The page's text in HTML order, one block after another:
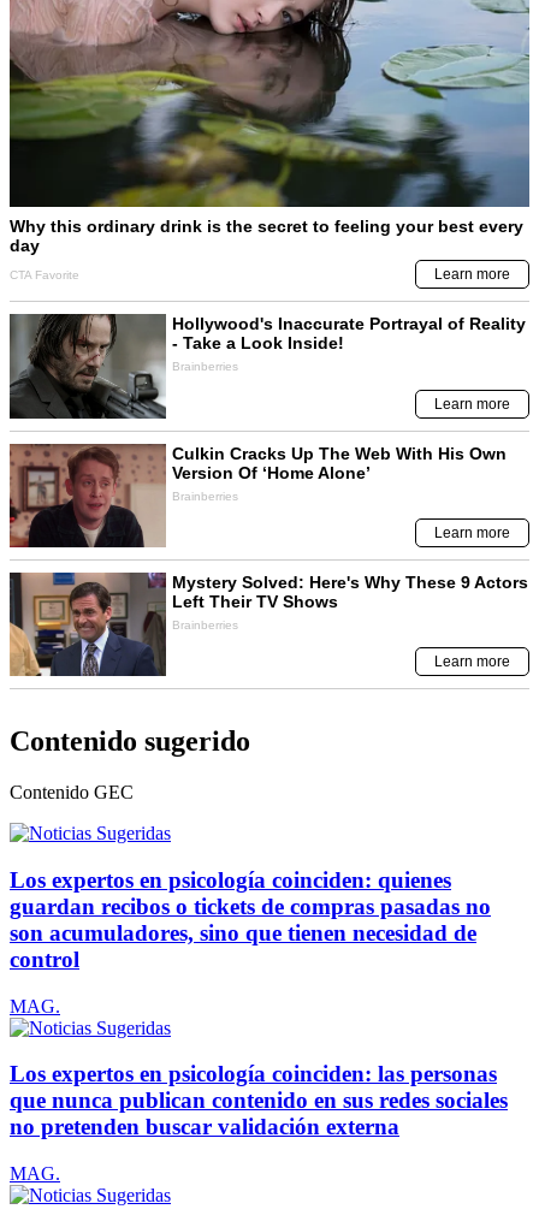
Contenido sugerido
Contenido GEC
Los expertos en psicología coinciden: quienes
guardan recibos o tickets de compras pasadas no
son acumuladores, sino que tienen necesidad de
control
MAG.
Los expertos en psicología coinciden: las personas
que nunca publican contenido en sus redes sociales
no pretenden buscar validación externa
MAG.